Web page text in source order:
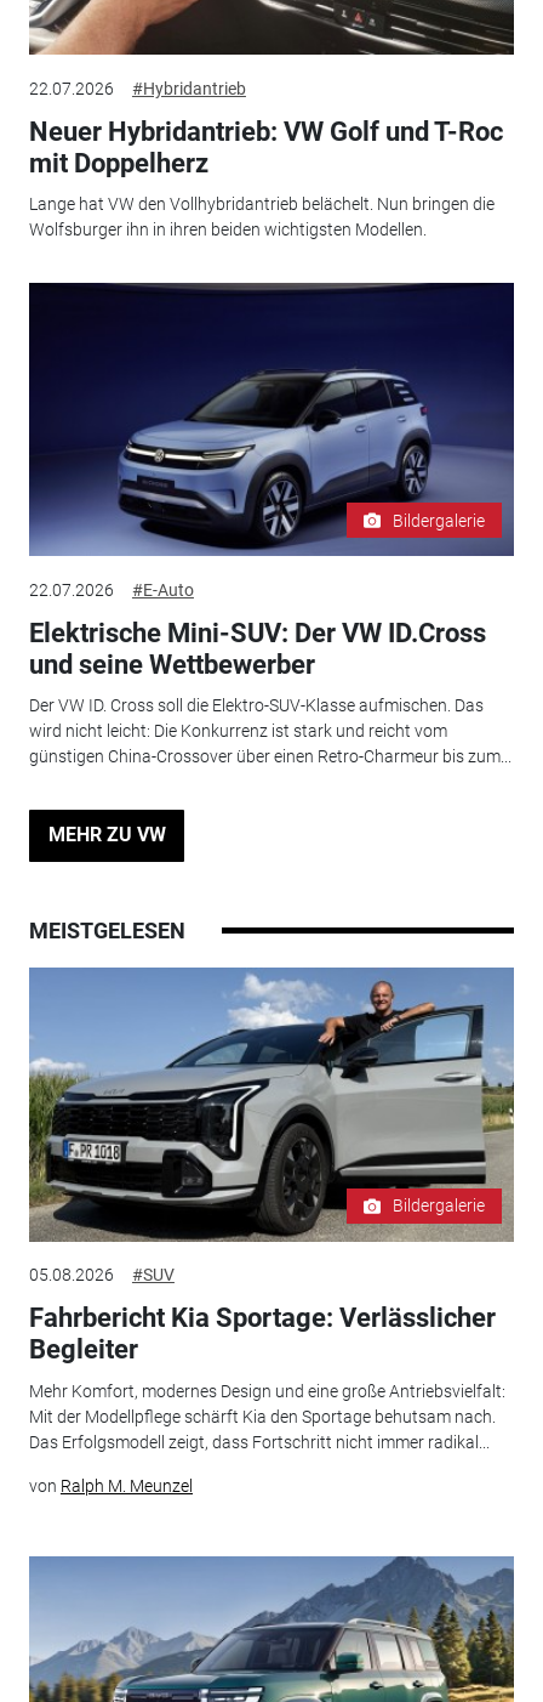
22.07.2026 #Hybridantrieb
Neuer Hybridantrieb: VW Golf und T-Roc
mit Doppelherz
Lange hat VW den Vollhybridantrieb belächelt. Nun bringen die
Wolfsburger ihn in ihren beiden wichtigsten Modellen.
Bildergalerie
22.07.2026 #E-Auto
Elektrische Mini-SUV: Der VW ID.Cross
und seine Wettbewerber
Der VW ID. Cross soll die Elektro-SUV-Klasse aufmischen. Das
wird nicht leicht: Die Konkurrenz ist stark und reicht vom
günstigen China-Crossover über einen Retro-Charmeur bis zum...
MEHR ZU VW
MEISTGELESEN
Bildergalerie
05.08.2026 #SUV
Fahrbericht Kia Sportage: Verlässlicher
Begleiter
Mehr Komfort, modernes Design und eine große Antriebsvielfalt:
Mit der Modellpflege schärft Kia den Sportage behutsam nach.
Das Erfolgsmodell zeigt, dass Fortschritt nicht immer radikal...
von Ralph M. Meunzel